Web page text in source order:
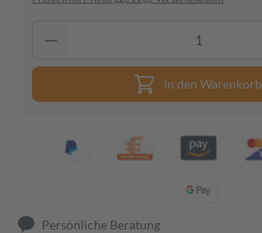
In den Warenkorb
Persönliche Beratung